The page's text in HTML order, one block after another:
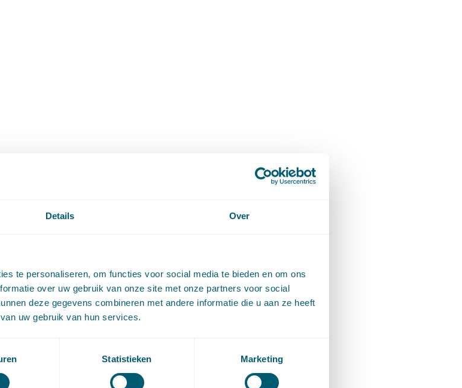
Details Over
te personaliseren, om functies voor social media te bieden en om ons
over uw gebruik van onze site met onze partners voor social
deze gegevens combineren met andere informatie die u aan ze heeft
uw gebruik van hun services.
Statistieken Marketing